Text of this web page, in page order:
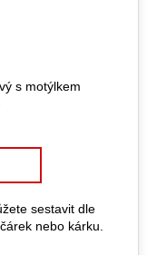
s motýlkem
sestavit dle
nebo kárku.